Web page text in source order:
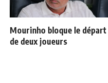
Mourinho bloque le départ
de deux joueurs